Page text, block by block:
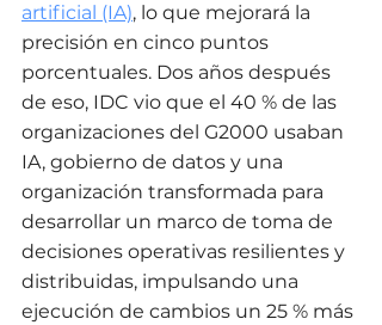
artificial (IA), lo que mejorará la
precisión en cinco puntos
porcentuales. Dos años después
de eso, IDC vio que el 40 % de las
organizaciones del G2000 usaban
IA, gobierno de datos y una
organización transformada para
desarrollar un marco de toma de
decisiones operativas resilientes y
distribuidas, impulsando una
ejecución de cambios un 25 % más